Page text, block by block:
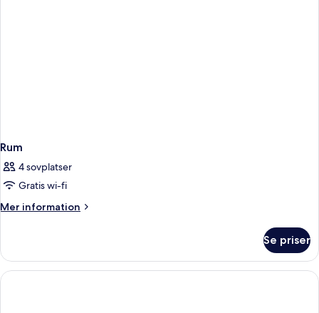
Rum
4 sovplatser
Gratis wi-fi
Mer information
Mer
Se priser